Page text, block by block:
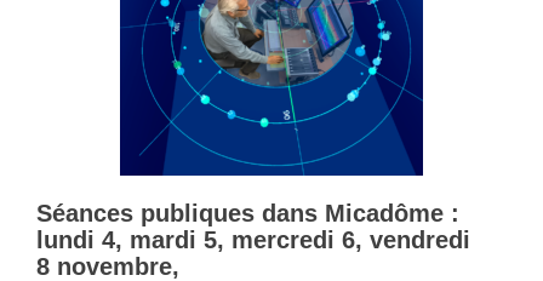
Journées
Nationales
Séances publiques dans Micadôme :
lundi 4, mardi 5, mercredi 6, vendredi
8 novembre,